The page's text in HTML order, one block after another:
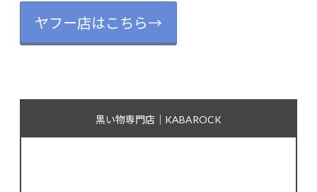
ヤフー店はこちら→
黒い物専門店｜KABAROCK